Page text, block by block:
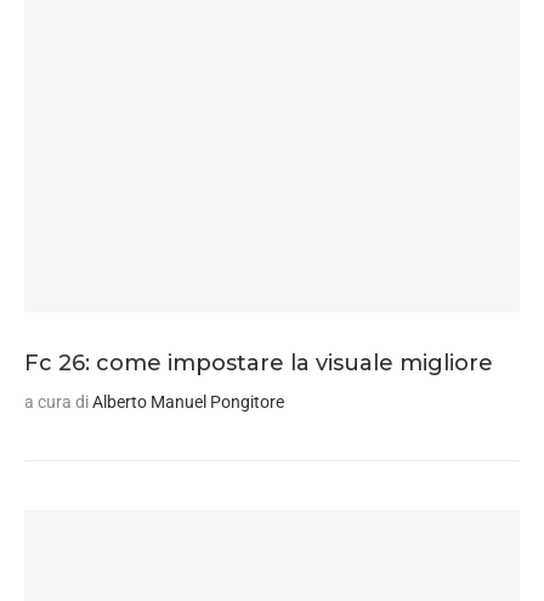
Fc 26: come impostare la visuale migliore
a cura diAlberto Manuel Pongitore